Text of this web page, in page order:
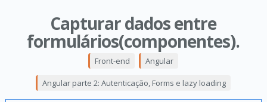
Capturar dados entre
formulários(componentes).
Front-end Angular
Angular parte 2: Autenticação, Forms e lazy loading